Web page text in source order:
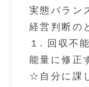
実態バラン
経営判断の
１. 回収不
能量に修正
☆自分に課